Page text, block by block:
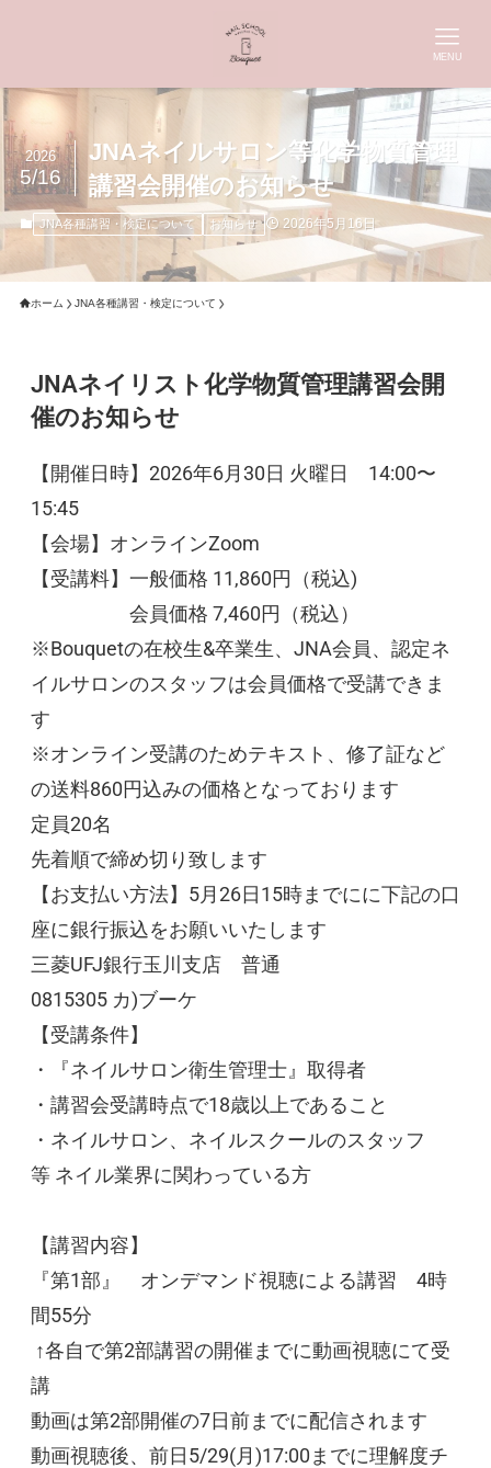
MENU
JNAネイルサロン等化学物質管理
講習会開催のお知らせ
2026
5/16
JNA各種講習・検定について お知らせ 2026年5月16日
ホーム JNA各種講習・検定について
JNAネイリスト化学物質管理講習会開
催のお知らせ
【開催日時】2026年6月30日 火曜日 14:00〜
15:45
【会場】オンラインZoom
【受講料】 一般価格 11,860円（税込)
会員価格 7,460円（税込）
※Bouquetの在校生&卒業生、JNA会員、認定ネ
イルサロンのスタッフは会員価格で受講できま
す
※オンライン受講のためテキスト、修了証など
の送料860円込みの価格となっております
定員20名
先着順で締め切り致します
【お支払い方法】5月26日15時までにに下記の口
座に銀行振込をお願いいたします
三菱UFJ銀行玉川支店 普通
0815305 カ)ブーケ
【受講条件】
・『ネイルサロン衛生管理士』取得者
・講習会受講時点で18歳以上であること
・ネイルサロン、ネイルスクールのスタッフ
等 ネイル業界に関わっている方
【講習内容】
『第1部』 オンデマンド視聴による講習 4時
間55分
↑各自で第2部講習の開催までに動画視聴にて受
講
動画は第2部開催の7日前までに配信されます
動画視聴後、前日5/29(月)17:00 までに理解度チ